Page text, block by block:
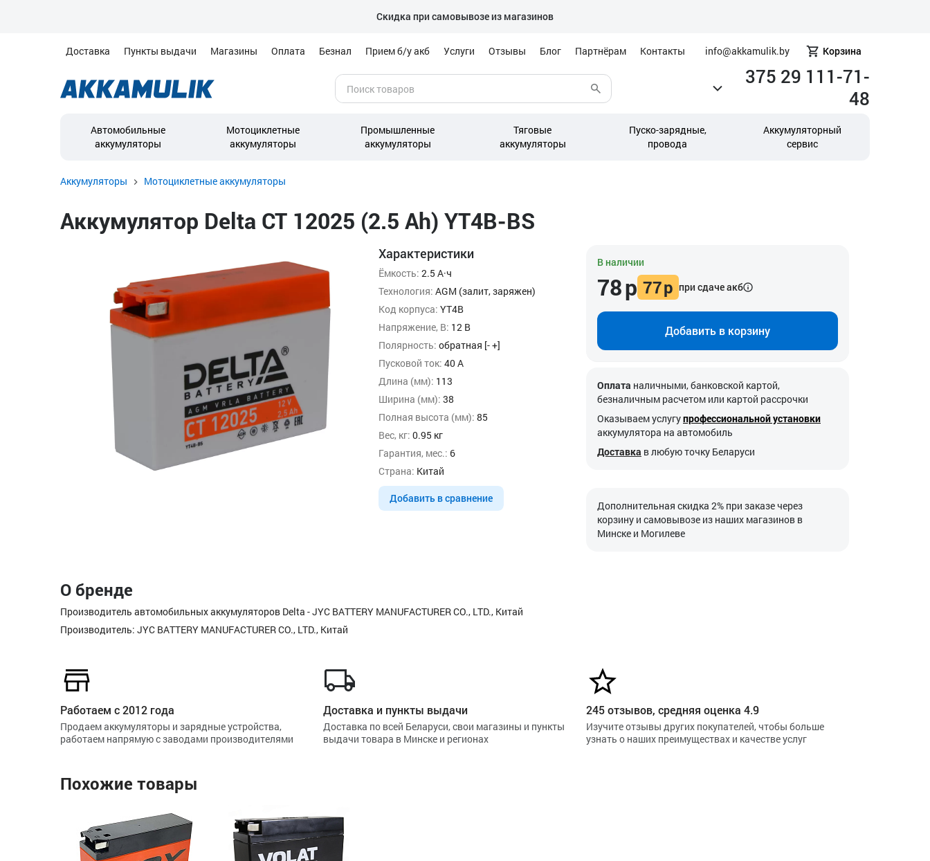
Скидка при самовывозе из магазинов
Доставка Пункты выдачи Магазины Оплата Безнал Прием б/у акб Услуги Отзывы Блог Партнёрам Контакты info@akkamulik.by Корзина
375 29 111-71-
48
Автомобильные
аккумуляторы
Мотоциклетные
аккумуляторы
Промышленные
аккумуляторы
Тяговые
аккумуляторы
Пуско-зарядные,
провода
Аккумуляторный
сервис
Аккумуляторы Мотоциклетные аккумуляторы
Аккумулятор Delta CT 12025 (2.5 Ah) YT4B-BS
Характеристики
Ёмкость: 2.5 А·ч
Технология: AGM (залит, заряжен)
Код корпуса: YT4B
Напряжение, В: 12 В
Полярность: обратная [- +]
Пусковой ток: 40 А
Длина (мм): 113
Ширина (мм): 38
Полная высота (мм): 85
Вес, кг: 0.95 кг
Гарантия, мес.: 6
Страна: Китай
Добавить в сравнение
В наличии
78р 77р при сдаче акб
Добавить в корзину
Оплата наличными, банковской картой,
безналичным расчетом или картой рассрочки
Оказываем услугупрофессиональной установки
аккумулятора на автомобиль
Доставка в любую точку Беларуси
Дополнительная скидка 2% при заказе через
корзину и самовывозе из наших магазинов в
Минске и Могилеве
О бренде
Производитель автомобильных аккумуляторов Delta - JYC BATTERY MANUFACTURER CO., LTD., Китай
Производитель: JYC BATTERY MANUFACTURER CO., LTD., Китай
Работаем с 2012 года
Продаем аккумуляторы и зарядные устройства,
работаем напрямую с заводами производителями
Доставка и пункты выдачи
Доставка по всей Беларуси, свои магазины и пункты
выдачи товара в Минске и регионах
245 отзывов, средняя оценка 4.9
Изучите отзывы других покупателей, чтобы больше
узнать о наших преимуществах и качестве услуг
Похожие товары